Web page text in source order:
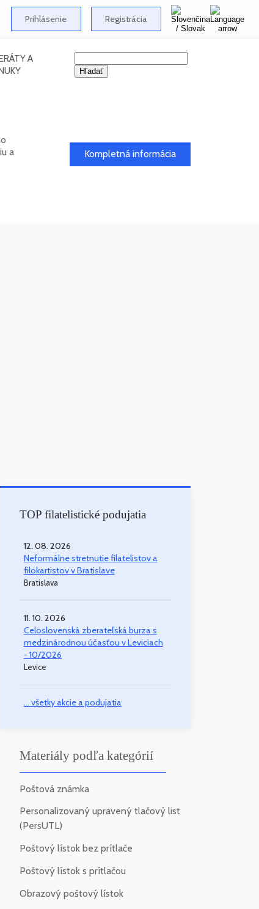
Prihlásenie Registrácia
A
a
Kompletná informácia
TOP filatelistické podujatia
12. 08. 2026
Neformálne stretnutie filatelistov a
filokartistov v Bratislave
Bratislava
11. 10. 2026
Celoslovenská zberateľská burza s
medzinárodnou účasťou v Leviciach
- 10/2026
Levice
... všetky akcie a podujatia
Materiály podľa kategórií
Poštová známka
Personalizovaný upravený tlačový list
(PersUTL)
Poštový lístok bez prítlače
Poštový lístok s prítlačou
Obrazový poštový lístok